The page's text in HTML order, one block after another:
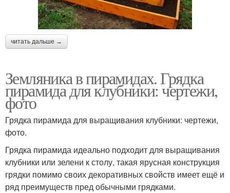
читать дальше →
Земляника в пирамидах. Грядка
пирамида для клубники: чертежи,
фото
Грядка пирамида для выращивания клубники: чертежи,
фото.
Грядка пирамида идеально подходит для выращивания
клубники или зелени к столу, такая ярусная конструкция
грядки помимо своих декоративных свойств имеет ещё и
ряд преимуществ пред обычными грядками.